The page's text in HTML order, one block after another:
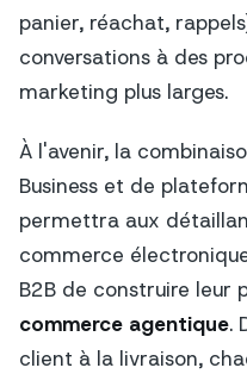
panier, réachat,
conversations à des
marketing plus larges.
À l'avenir, la
Business et de
permettra aux
commerce
B2B de construire leur
commerce agentique.
client à la livraison,